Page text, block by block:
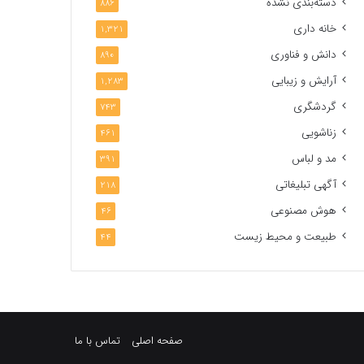
886
خانه داری 1,321
دانش و فناوری 890
آرایش و زیبایی 1,283
گردشگری 743
زناشویی 461
مد و لباس 391
آگهی تبلیغاتی 218
هوش مصنوعی 46
طبیعت و محیط زیست 44
صفحه اصلی تماس با ما